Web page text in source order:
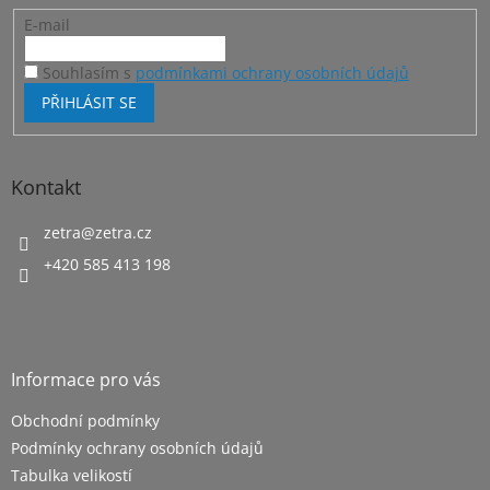
E-mail
Souhlasím s podmínkami ochrany osobních údajů
PŘIHLÁSIT SE
Kontakt
zetra@zetra.cz
+420 585 413 198
Informace pro vás
Obchodní podmínky
Podmínky ochrany osobních údajů
Tabulka velikostí